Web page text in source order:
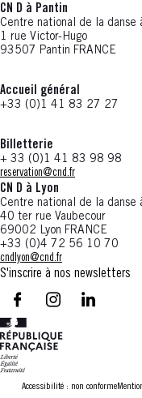
CN D à Pantin
Centre national de la danse
1 rue Victor-Hugo
93507 Pantin FRANCE
Accueil général
+33 (0)1 41 83 27 27
Billetterie
+ 33 (0)1 41 83 98 98
reservation@cnd.fr
CN D à Lyon
Centre national de la danse
40 ter rue Vaubecour
69002 Lyon FRANCE
+33 (0)4 72 56 10 70
cndlyon@cnd.fr
S'inscrire à nos newsletters
facebook - CN D -
instagram - CN D
LinkedIn -
Accessibilité : non conforme